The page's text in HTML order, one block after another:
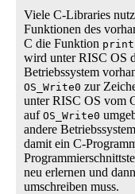
Viele C-Libraries
Funktionen des
C die Funktion
wird unter RISC OS
Betriebssystem
OS_Write0 zur
unter RISC OS vom
auf OS_Write0
andere
damit ein C-
neu erlernen und
umschreiben muss.